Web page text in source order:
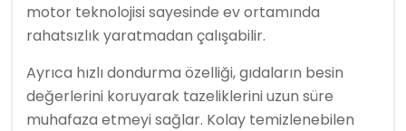
motor teknolojisi sayesinde ev ortamında
rahatsızlık yaratmadan çalışabilir.
Ayrıca hızlı dondurma özelliği, gıdaların besin
değerlerini koruyarak tazeliklerini uzun süre
muhafaza etmeyi sağlar. Kolay temizlenebilen